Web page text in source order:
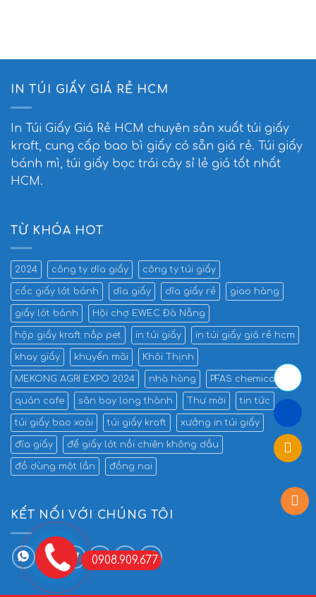
IN TÚI GIẤY GIÁ RẺ HCM
In Túi Giấy Giá Rẻ HCM chuyên sản xuất túi giấy
kraft, cung cấp bao bì giấy có sẵn giá rẻ. Túi giấy
bánh mì, túi giấy bọc trái cây sỉ lẻ giá tốt nhất
HCM.
TỪ KHÓA HOT
2024 công ty dĩa giấy công ty túi giấy
cốc giấy lót bánh dĩa giấy dĩa giấy rẻ giao hàng
giấy lót bánh Hội chợ EWEC Đà Nẵng
hộp giấy kraft nắp pet in túi giấy in túi giấy giá rẻ hcm
khay giấy khuyến mãi Khôi Thịnh
MEKONG AGRI EXPO 2024 nhà hàng PFAS chemicals
quán cafe sân bay long thành Thư mời tin tức
túi giấy bao xoài túi giấy kraft xưởng in túi giấy
đĩa giấy đế giấy lót nồi chiên không dầu
đồ dùng một lần đồng nai
KẾT NỐI VỚI CHÚNG TÔI
0908.909.677